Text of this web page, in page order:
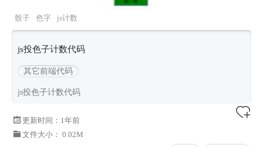
骰子 色字 js计数
js投色子计数代码
其它前端代码
js投色子计数代码
更新时间： 1年前
文件大小： 0.02M